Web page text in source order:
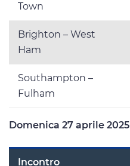
Town
Brighton – West
Ham
Southampton –
Fulham
Domenica 27 aprile 2025
Incontro